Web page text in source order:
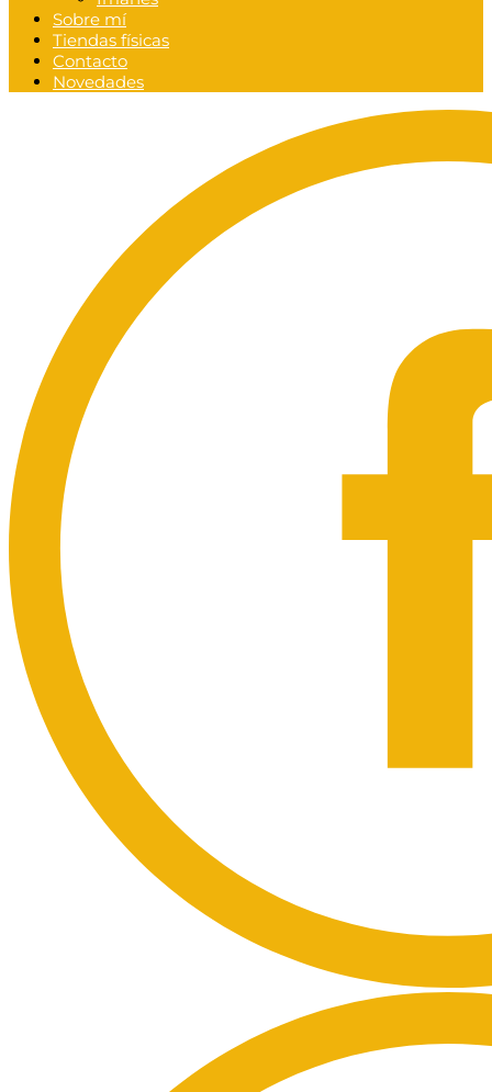
Sobre mí
Tiendas físicas
Contacto
Novedades